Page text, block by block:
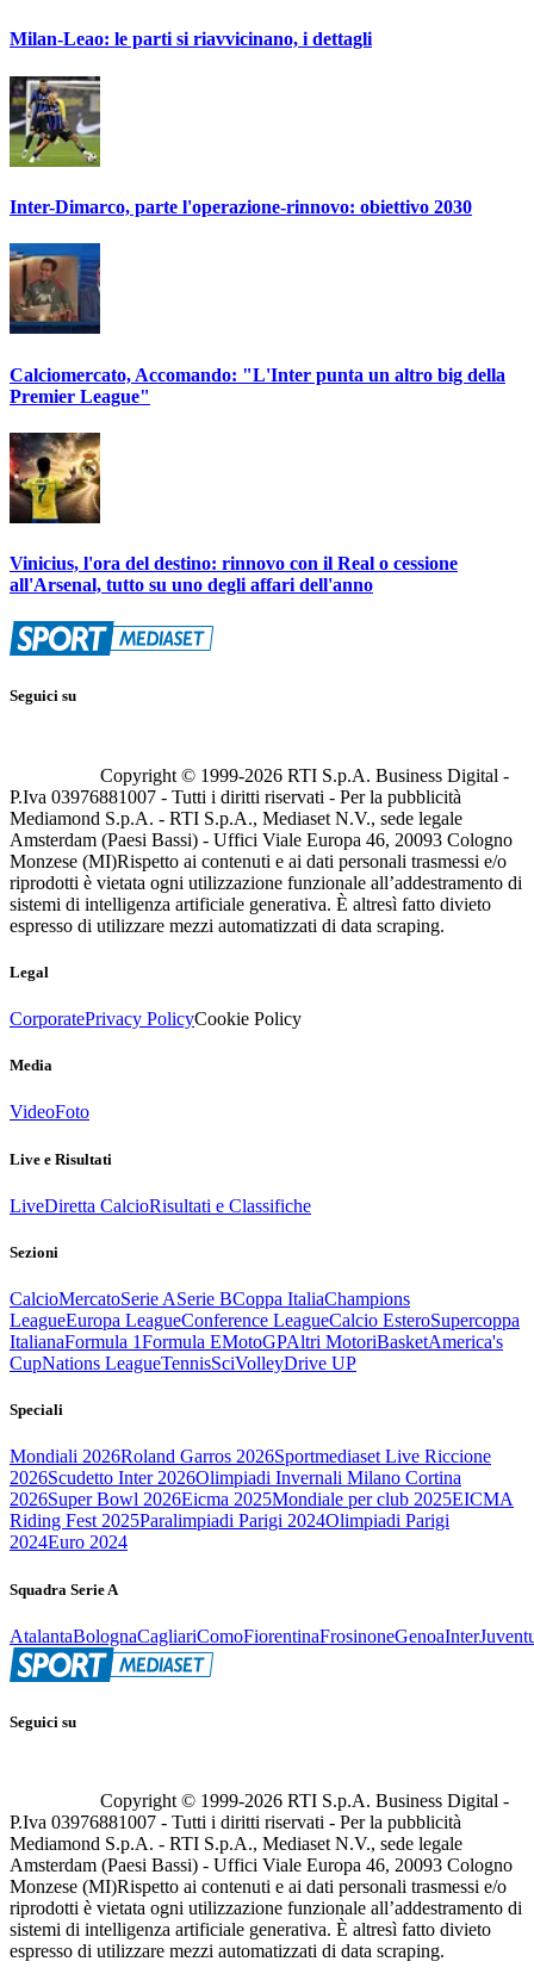
Milan-Leao: le parti si riavvicinano, i dettagli
Inter-Dimarco, parte l'operazione-rinnovo: obiettivo 2030
Calciomercato, Accomando: "L'Inter punta un altro big della
Premier League"
Vinicius, l'ora del destino: rinnovo con il Real o cessione
all'Arsenal, tutto su uno degli affari dell'anno
Seguici su
Copyright © 1999-2026 RTI S.p.A. Business Digital -
P.Iva 03976881007 - Tutti i diritti riservati - Per la pubblicità
Mediamond S.p.A. - RTI S.p.A., Mediaset N.V., sede legale
Amsterdam (Paesi Bassi) - Uffici Viale Europa 46, 20093 Cologno
Monzese (MI)Rispetto ai contenuti e ai dati personali trasmessi e/o
riprodotti è vietata ogni utilizzazione funzionale all’addestramento di
sistemi di intelligenza artificiale generativa. È altresì fatto divieto
espresso di utilizzare mezzi automatizzati di data scraping.
Legal
CorporatePrivacy PolicyCookie Policy
Media
VideoFoto
Live e Risultati
LiveDiretta CalcioRisultati e Classifiche
Sezioni
CalcioMercatoSerie ASerie BCoppa ItaliaChampions
LeagueEuropa LeagueConference LeagueCalcio EsteroSupercoppa
ItalianaFormula 1Formula EMotoGPAltri MotoriBasketAmerica's
CupNations LeagueTennisSciVolleyDrive UP
Speciali
Mondiali 2026Roland Garros 2026Sportmediaset Live Riccione
2026Scudetto Inter 2026Olimpiadi Invernali Milano Cortina
2026Super Bowl 2026Eicma 2025Mondiale per club 2025EICMA
Riding Fest 2025Paralimpiadi Parigi 2024Olimpiadi Parigi
2024Euro 2024
Squadra Serie A
AtalantaBolognaCagliariComoFiorentinaFrosinoneGenoaInter
Seguici su
Copyright © 1999-2026 RTI S.p.A. Business Digital -
P.Iva 03976881007 - Tutti i diritti riservati - Per la pubblicità
Mediamond S.p.A. - RTI S.p.A., Mediaset N.V., sede legale
Amsterdam (Paesi Bassi) - Uffici Viale Europa 46, 20093 Cologno
Monzese (MI)Rispetto ai contenuti e ai dati personali trasmessi e/o
riprodotti è vietata ogni utilizzazione funzionale all’addestramento di
sistemi di intelligenza artificiale generativa. È altresì fatto divieto
espresso di utilizzare mezzi automatizzati di data scraping.